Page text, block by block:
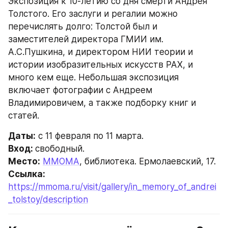
Толстого. Его заслуги и регалии можно
перечислять долго: Толстой был и
заместителей директора ГМИИ им.
А.С.Пушкина, и директором НИИ теории и
истории изобразительных искусств РАХ, и
много кем еще. Небольшая экспозиция
включает фотографии с Андреем
Владимировичем, а также подборку книг и
статей.
Даты: с 11 февраля по 11 марта.
Вход: свободный.
Место: ММОМА, библиотека. Ермолаевский, 17.
https://mmoma.ru/visit/gallery/in_memory_of_andrei
_tolstoy/description